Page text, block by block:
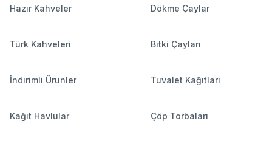
Hazır Kahveler Dökme Çaylar
Türk Kahveleri Bitki Çayları
İndirimli Ürünler Tuvalet Kağıtları
Kağıt Havlular Çöp Torbaları